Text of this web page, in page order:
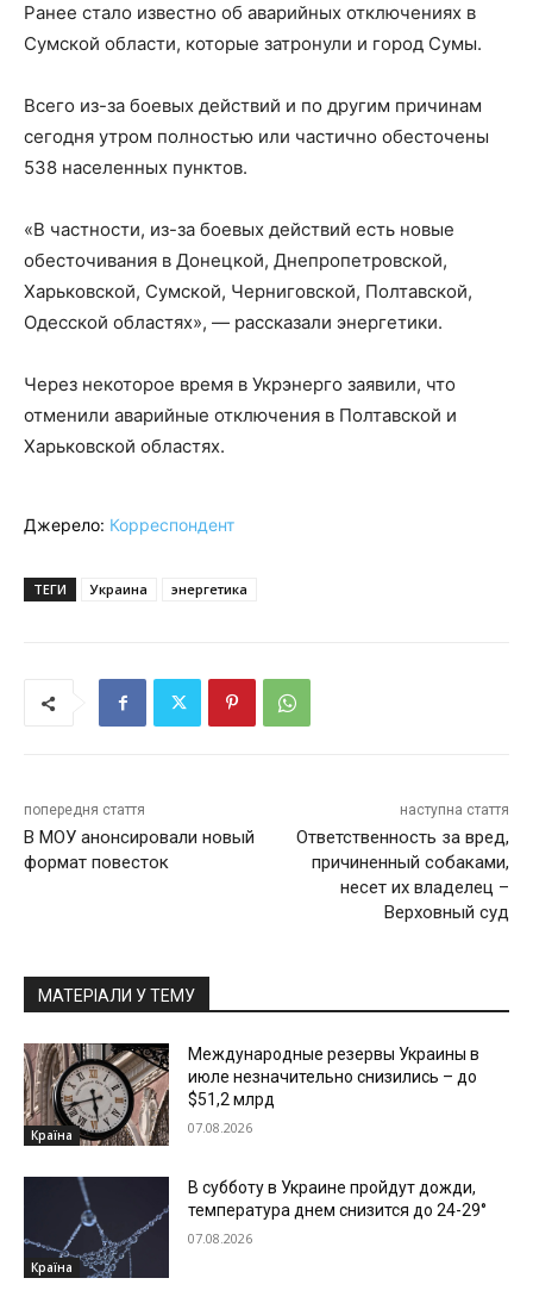
Ранее стало известно об аварийных отключениях в
Сумской области, которые затронули и город Сумы.
Всего из-за боевых действий и по другим причинам
сегодня утром полностью или частично обесточены
538 населенных пунктов.
«В частности, из-за боевых действий есть новые
обесточивания в Донецкой, Днепропетровской,
Харьковской, Сумской, Черниговской, Полтавской,
Одесской областях», — рассказали энергетики.
Через некоторое время в Укрэнерго заявили, что
отменили аварийные отключения в Полтавской и
Харьковской областях.
Джерело: Корреспондент
ТЕГИ Украина энергетика
попередня стаття
В МОУ анонсировали новый
формат повесток
наступна стаття
Ответственность за вред,
причиненный собаками,
несет их владелец –
Верховный суд
МАТЕРІАЛИ У ТЕМУ
Країна
Международные резервы Украины в
июле незначительно снизились – до
$51,2 млрд
07.08.2026
Країна
В субботу в Украине пройдут дожди,
температура днем снизится до 24-29°
07.08.2026